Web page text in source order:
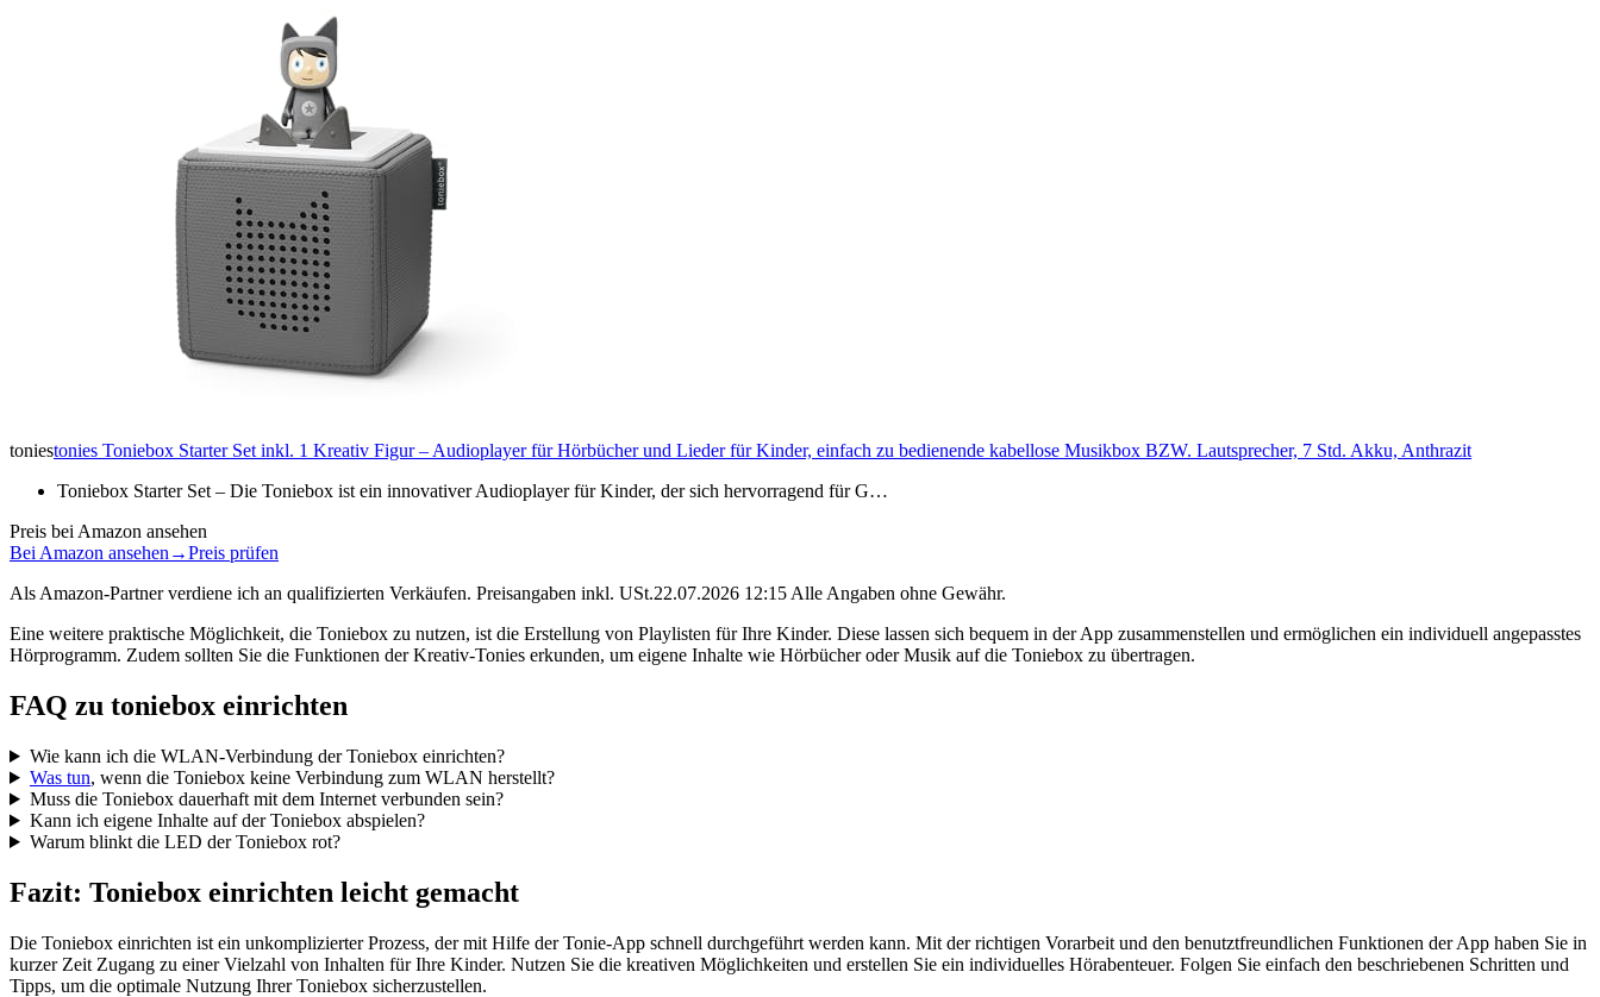
toniestonies Toniebox Starter Set inkl. 1 Kreativ Figur – Audioplayer für Hörbücher und Lieder für Kinder, einfach zu bedienende kabellose Musikbox BZW. Lautsprecher, 7 Std. Akku, Anthrazit
Toniebox Starter Set – Die Toniebox ist ein innovativer Audioplayer für Kinder, der sich hervorragend für G…
Preis bei Amazon ansehen
Bei Amazon ansehen →Preis prüfen
Als Amazon-Partner verdiene ich an qualifizierten Verkäufen. Preisangaben inkl. USt.22.07.2026 12:15 Alle Angaben ohne Gewähr.
Eine weitere praktische Möglichkeit, die Toniebox zu nutzen, ist die Erstellung von Playlisten für Ihre Kinder. Diese lassen sich bequem in der App zusammenstellen und ermöglichen ein individuell angepasstes
Hörprogramm. Zudem sollten Sie die Funktionen der Kreativ-Tonies erkunden, um eigene Inhalte wie Hörbücher oder Musik auf die Toniebox zu übertragen.
FAQ zu toniebox einrichten
Wie kann ich die WLAN-Verbindung der Toniebox einrichten?
Was tun, wenn die Toniebox keine Verbindung zum WLAN herstellt?
Muss die Toniebox dauerhaft mit dem Internet verbunden sein?
Kann ich eigene Inhalte auf der Toniebox abspielen?
Warum blinkt die LED der Toniebox rot?
Fazit: Toniebox einrichten leicht gemacht
Die Toniebox einrichten ist ein unkomplizierter Prozess, der mit Hilfe der Tonie-App schnell durchgeführt werden kann. Mit der richtigen Vorarbeit und den benutztfreundlichen Funktionen der App haben Sie in
kurzer Zeit Zugang zu einer Vielzahl von Inhalten für Ihre Kinder. Nutzen Sie die kreativen Möglichkeiten und erstellen Sie ein individuelles Hörabenteuer. Folgen Sie einfach den beschriebenen Schritten und
Tipps, um die optimale Nutzung Ihrer Toniebox sicherzustellen.